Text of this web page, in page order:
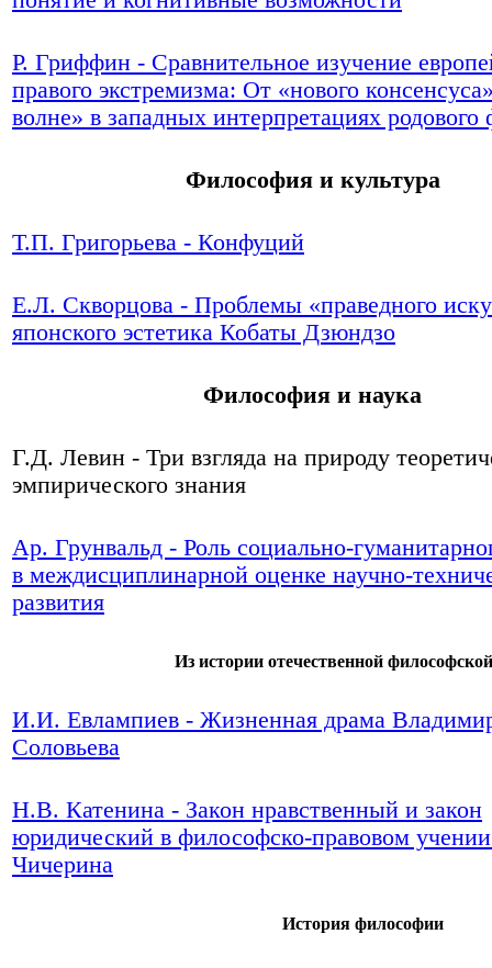
Р. Гриффин - Сравнительное изучение
правого экстремизма: От «нового
волне» в западных интерпретациях
Философия и культура
Т.П. Григорьева - Конфуций
Е.Л. Скворцова - Проблемы «праведного
японского эстетика Кобаты Дзюндзо
Философия и наука
Г.Д. Левин - Три взгляда на природу
эмпирического знания
Ар. Грунвальд - Роль социально-
в междисциплинарной оценке научно-
развития
Из истории отечественной
И.И. Евлампиев - Жизненная драма
Соловьева
Н.В. Катенина - Закон нравственный и закон
юридический в философско-правовом
Чичерина
История философии